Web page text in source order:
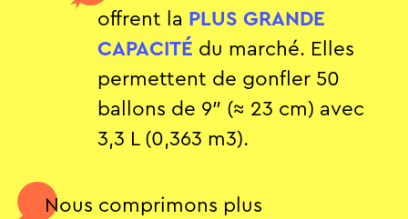
offrent la PLUS GRANDE
CAPACITÉ du marché. Elles
permettent de gonfler 50
ballons de 9″ (≈ 23 cm) avec
3,3 L (0,363 m3).
Nous comprimons plus